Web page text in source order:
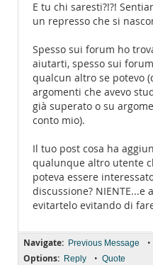
E tu chi saresti?!?!
un represso che si
Spesso sui forum ho
aiutarti, spesso sui
qualcun altro se potevo
argomenti che avevo
già superato o su
conto mio).
Il tuo post cosa ha
qualunque altro utente
poteva essere
discussione? NIENTE...e
evitartelo evitando di
Navigate: Previous Message •
Options: Reply • Quote